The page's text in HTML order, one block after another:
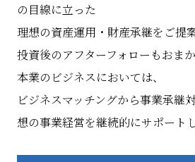
の目線に立った
理想の資産運用・財産承継をご提案
投資後のアフターフォローもおまか
本業のビジネスにおいては、
ビジネスマッチングから事業承継
想の事業経営を継続的にサポートし